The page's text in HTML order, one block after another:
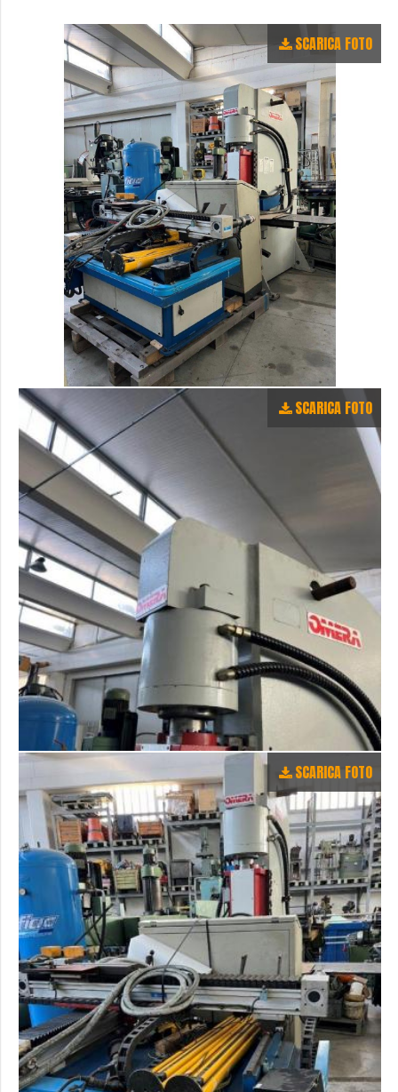
SCARICA FOTO
SCARICA FOTO
SCARICA FOTO